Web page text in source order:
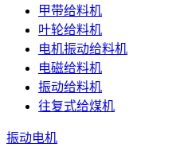
甲带给料机
叶轮给料机
电机振动给料机
电磁给料机
振动给料机
往复式给煤机
振动电机